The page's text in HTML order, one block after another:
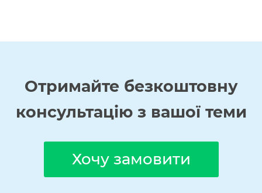
Отримайте безкоштовну
консультацію з вашої теми
Хочу замовити